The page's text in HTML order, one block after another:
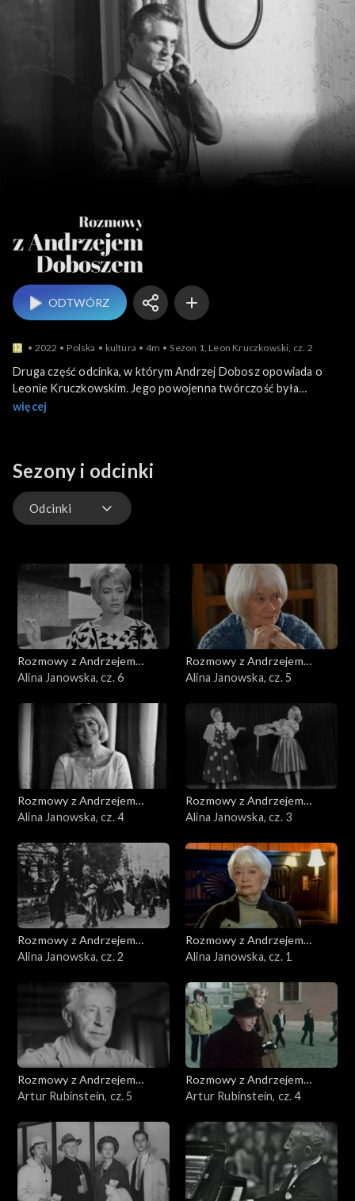
Rozmowy z
ODTWÓRZ
2022 Polska kultura 4m Sezon 1, Leon Kruczkowski, cz. 2
Druga część odcinka, w którym Andrzej Dobosz opowiada o
Leonie Kruczkowskim. Jego powojenna twórczość była
skierowana ku sprawom człowieka na tle rzeczywistości
zróżnicowanie ludzkich postaw wśród narodu niemieckiego, do
jakich dochodziło w obrębie bardzo małych społeczności, w
tym nawet rodzin.
więcej
Sezony i odcinki
Odcinki
Rozmowy z Andrzejem
Doboszem
Alina Janowska, cz. 6
Rozmowy z Andrzejem
Doboszem
Alina Janowska, cz. 5
Rozmowy z Andrzejem
Doboszem
Alina Janowska, cz. 4
Rozmowy z Andrzejem
Doboszem
Alina Janowska, cz. 3
Rozmowy z Andrzejem
Doboszem
Alina Janowska, cz. 2
Rozmowy z Andrzejem
Doboszem
Alina Janowska, cz. 1
Rozmowy z Andrzejem
Doboszem
Artur Rubinstein, cz. 5
Rozmowy z Andrzejem
Doboszem
Artur Rubinstein, cz. 4